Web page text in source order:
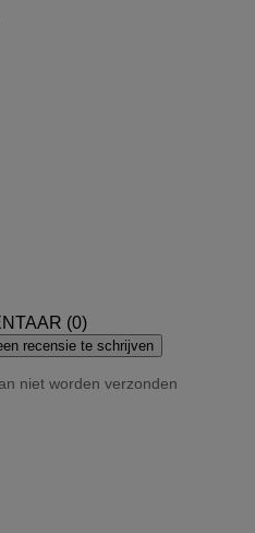
(0)
recensie te schrijven
niet worden verzonden